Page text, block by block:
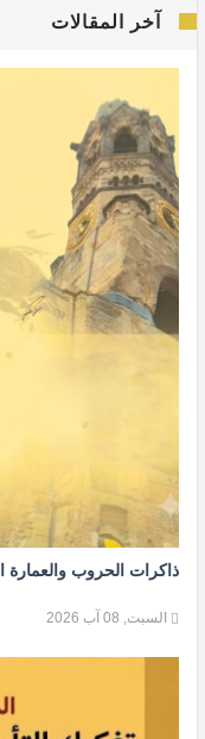
آخر المقالات
ذاكرات الحروب والعمارة
السبت, 08 آب 2026